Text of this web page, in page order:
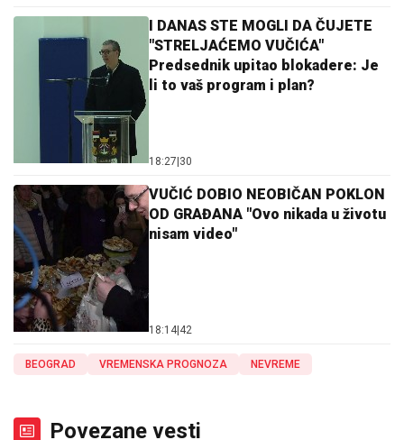
I DANAS STE MOGLI DA ČUJETE
"STRELJAĆEMO VUČIĆA"
Predsednik upitao blokadere: Je
li to vaš program i plan?
18:27 30
VUČIĆ DOBIO NEOBIČAN POKLON
OD GRAĐANA "Ovo nikada u životu
nisam video"
18:14 42
BEOGRAD VREMENSKA PROGNOZA NEVREME
Povezane vesti